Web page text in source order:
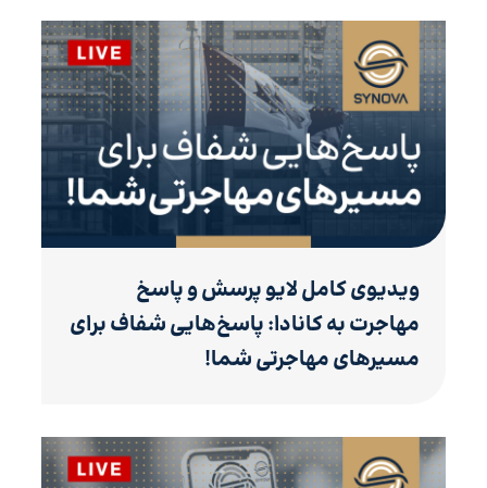
ویدیوی کامل لایو پرسش و پاسخ
مهاجرت به کانادا: پاسخ‌هایی شفاف برای
مسیرهای مهاجرتی شما!